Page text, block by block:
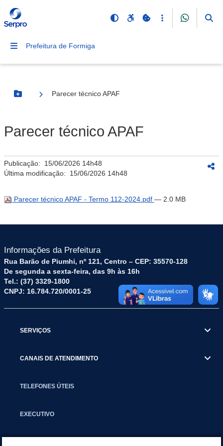
Prefeitura de Formiga
Botão Menu
Parecer técnico APAF
Parecer técnico APAF
Publicação: 15/06/2026 14h48
Última modificação: 15/06/2026 14h48
Parecer técnico APAF - Termo 112-2024.pdf — 2.0 MB
Informações da Prefeitura
Rua Barão de Piumhi, nº 121, Centro – CEP: 35570-128
De segunda a sexta-feira, das 9h às 16h
Tel.: (37) 3329-1800
CNPJ: 16.784.720/0001-25
SERVIÇOS
CANAIS DE ATENDIMENTO
TELEFONES ÚTEIS
EXECUTIVO